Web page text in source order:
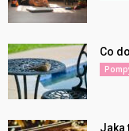
Co
Jaka